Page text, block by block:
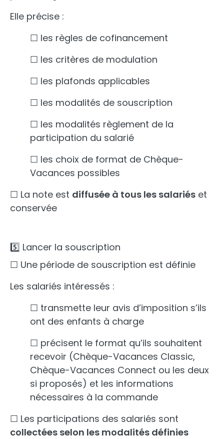
Elle précise :
☐ les règles de cofinancement
☐ les critères de modulation
☐ les plafonds applicables
☐ les modalités de souscription
☐ les modalités règlement de la
participation du salarié
☐ les choix de format de Chèque-
Vacances possibles
☐ La note est diffusée à tous les salariés et
conservée
5️⃣ Lancer la souscription
☐ Une période de souscription est définie
Les salariés intéressés :
☐ transmette leur avis d’imposition s’ils
ont des enfants à charge
☐ précisent le format qu’ils souhaitent
recevoir (Chèque-Vacances Classic,
Chèque-Vacances Connect ou les deux
si proposés) et les informations
nécessaires à la commande
☐ Les participations des salariés sont
collectées selon les modalités définies